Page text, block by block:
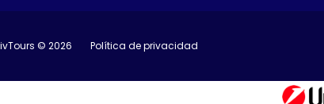
© 2026 Política de privacidad